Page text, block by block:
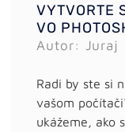
VYTVORTE
VO
Autor: Juraj
Radi by ste si
vašom
ukážeme, ako